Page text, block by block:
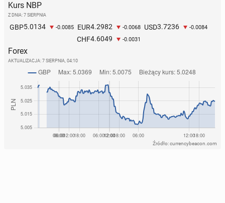
Kurs NBP
Z DNIA: 7 SIERPNIA
GBP5.0134 -0.0085 EUR4.2982 -0.0068 USD3.7236 -0.0084
CHF4.6049 -0.0031
Forex
AKTUALIZACJA: 7 SIERPNIA, 04:10
Źródło: currencybeacon.com